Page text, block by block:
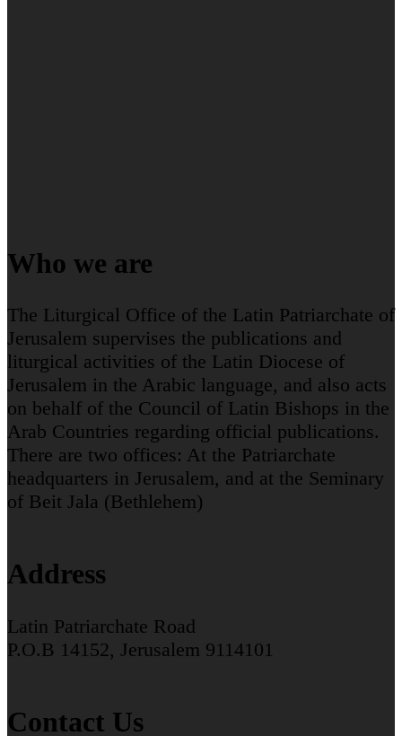
Who we are
The Liturgical Office of the Latin Patriarchate of
Jerusalem supervises the publications and
liturgical activities of the Latin Diocese of
Jerusalem in the Arabic language, and also acts
on behalf of the Council of Latin Bishops in the
Arab Countries regarding official publications.
There are two offices: At the Patriarchate
headquarters in Jerusalem, and at the Seminary
of Beit Jala (Bethlehem)
Address
Latin Patriarchate Road
P.O.B 14152, Jerusalem 9114101
Contact Us